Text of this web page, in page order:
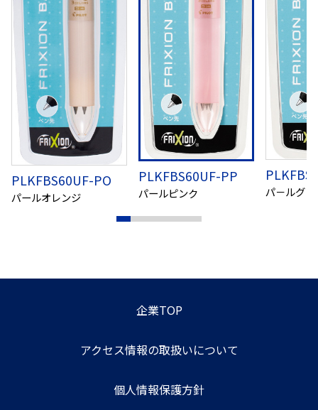
PLKFBS60UF-PO
パールオレンジ
PLKFBS60UF-PP
パールピンク パ－ルグリ
企業TOP
アクセス情報の取扱いについて
個人情報保護方針